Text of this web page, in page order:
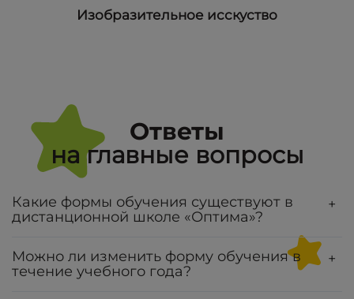
Изобразительное исскуство
Ответы
на главные вопросы
Какие формы обучения существуют в
дистанционной школе «Оптима»?
+
Можно ли изменить форму обучения в
течение учебного года?
+